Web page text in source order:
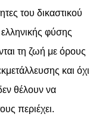
του δικαστικού
φύσης
τη ζωή με όρους
και όχι
θέλουν να
περιέχει.